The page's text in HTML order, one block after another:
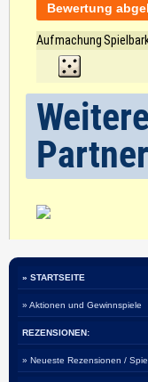
Bewertung
Aufmachung
» STARTSEITE
» Aktionen und Gewinnspiele
REZENSIONEN:
» Neueste Rezensionen /